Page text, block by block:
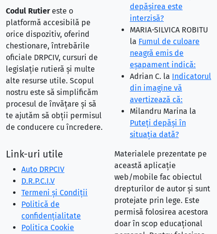
Codul Rutiereste o
platformă accesibilă pe
orice dispozitiv, oferind
chestionare, întrebările
oficiale DRPCIV, cursuri de
legislație rutieră și multe
alte resurse utile. Scopul
nostru este să simplificăm
procesul de învățare și să
te ajutăm să obții permisul
de conducere cu încredere.
depăşirea este
interzisă?
MARIA-SILVICA ROBITU
la Fumul de culoare
neagră emis de
eşapament indică:
Adrian C. la Indicatorul
din imagine vă
avertizează că:
Milandru Marina la
Puteţi depăşi în
situaţia dată?
Link-uri utile
Auto DRPCIV
D.R.P.C.I.V
Termeni și Condiții
Politică de
confidențialitate
Politica Cookie
Materialele prezentate pe
această aplicație
web/mobile fac obiectul
drepturilor de autor și sunt
protejate prin lege. Este
permisă folosirea acestora
doar în scop educațional